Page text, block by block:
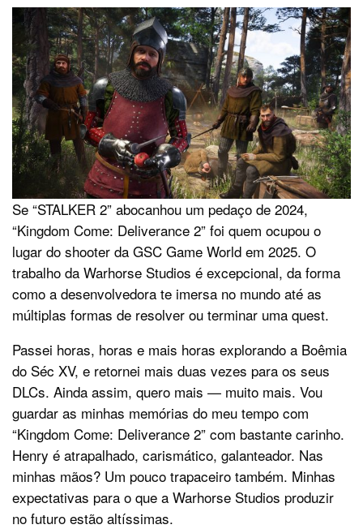
Se “STALKER 2” abocanhou um pedaço de 2024,
“Kingdom Come: Deliverance 2” foi quem ocupou o
lugar do shooter da GSC Game World em 2025. O
trabalho da Warhorse Studios é excepcional, da forma
como a desenvolvedora te imersa no mundo até as
múltiplas formas de resolver ou terminar uma quest.
Passei horas, horas e mais horas explorando a Boêmia
do Séc XV, e retornei mais duas vezes para os seus
DLCs. Ainda assim, quero mais — muito mais. Vou
guardar as minhas memórias do meu tempo com
“Kingdom Come: Deliverance 2” com bastante carinho.
Henry é atrapalhado, carismático, galanteador. Nas
minhas mãos? Um pouco trapaceiro também. Minhas
expectativas para o que a Warhorse Studios produzir
no futuro estão altíssimas.